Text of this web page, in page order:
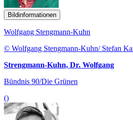
Bildinformationen
Wolfgang Stengmann-Kuhn
© Wolfgang Stengmann-Kuhn/ Stefan
Strengmann-Kuhn, Dr. Wolfgang
Bündnis 90/Die Grünen
()